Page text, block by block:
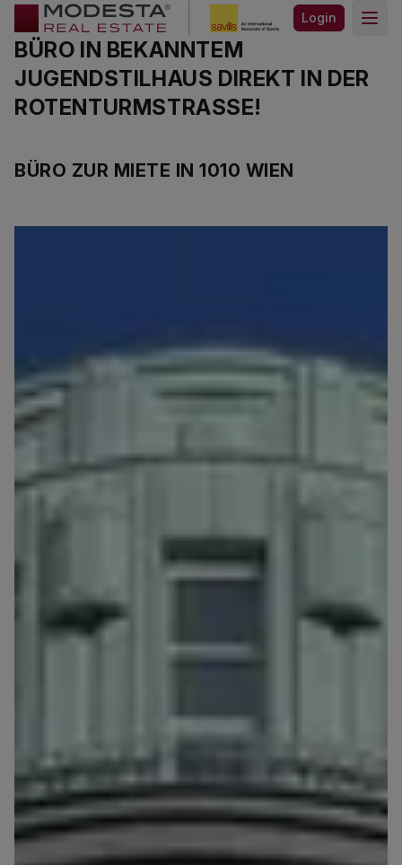
Login
BÜRO IN BEKANNTEM
JUGENDSTILHAUS DIREKT IN DER
ROTENTURMSTRASSE!
BÜRO ZUR MIETE IN 1010 WIEN